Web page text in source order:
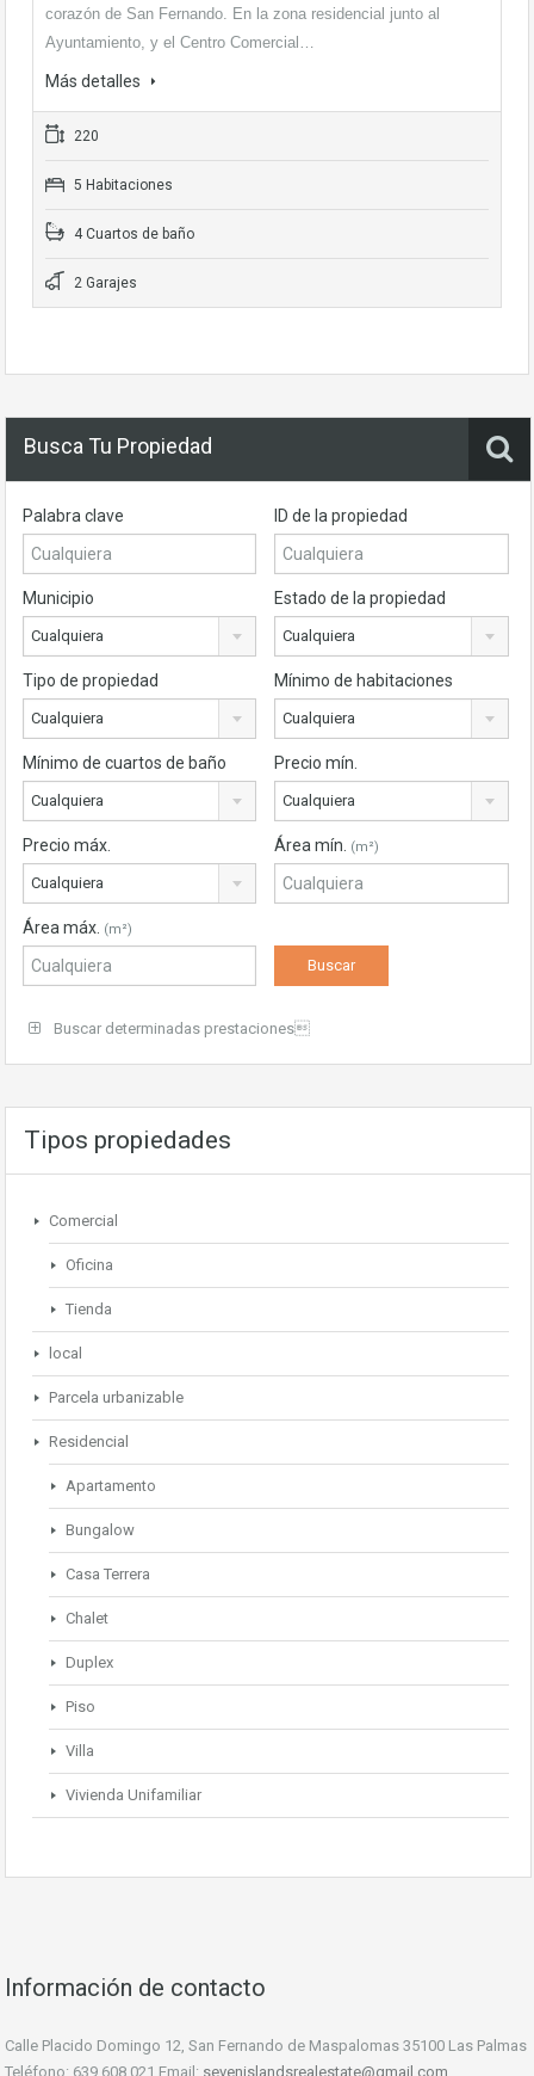
corazón de San Fernando. En la zona residencial junto al
Ayuntamiento, y el Centro Comercial…
Más detalles
220
5 Habitaciones
4 Cuartos de baño
2 Garajes
Busca Tu Propiedad
Palabra clave ID de la propiedad
Municipio
Cualquiera
Estado de la propiedad
Cualquiera
Tipo de propiedad
Cualquiera
Mínimo de habitaciones
Cualquiera
Mínimo de cuartos de baño
Cualquiera
Precio mín.
Cualquiera
Precio máx.
Cualquiera
Área mín. (m²)
Área máx. (m²)
Buscar determinadas prestaciones
Tipos propiedades
Comercial
Oficina
Tienda
local
Parcela urbanizable
Residencial
Apartamento
Bungalow
Casa Terrera
Chalet
Duplex
Piso
Villa
Vivienda Unifamiliar
Información de contacto
Calle Placido Domingo 12, San Fernando de Maspalomas 35100 Las Palmas
Teléfono: 639 608 021 Email: sevenislandsrealestate@gmail.com